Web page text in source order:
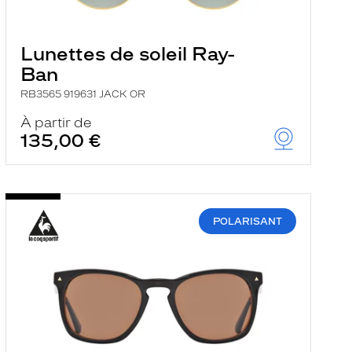
Lunettes de soleil Ray-
Ban
RB3565 919631 JACK OR
À partir de
135,00 €
POLARISANT